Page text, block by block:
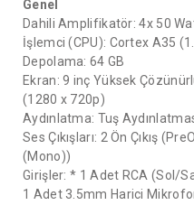
Genel
Dahili Amplifikatör: 4x 50
İşlemci (CPU): Cortex A35
Depolama: 64 GB
Ekran: 9 inç Yüksek
(1280 x 720p)
Aydınlatma: Tuş
Ses Çıkışları: 2 Ön Çıkış
(Mono))
Girişler: * 1 Adet RCA (Sol/
1 Adet 3.5mm Harici